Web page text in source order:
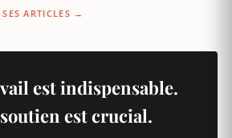
ARTICLES →
est indispensable.
est crucial.